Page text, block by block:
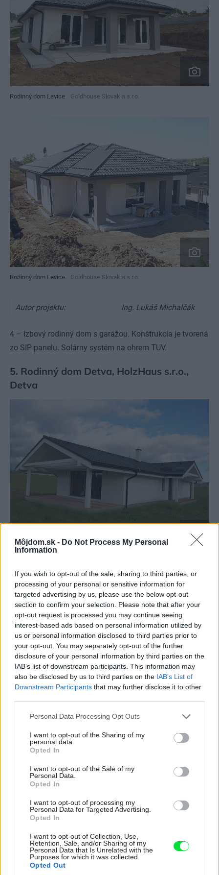
Môjdom.sk - Do Not Process My Personal
Information
If you wish to opt-out of the sale, sharing to third parties, or
processing of your personal or sensitive information for
targeted advertising by us, please use the below opt-out
section to confirm your selection. Please note that after your
opt-out request is processed you may continue seeing
interest-based ads based on personal information utilized by
us or personal information disclosed to third parties prior to
your opt-out. You may separately opt-out of the further
disclosure of your personal information by third parties on the
IAB’s list of downstream participants. This information may
also be disclosed by us to third parties on the IAB’s List of
Downstream Participants that may further disclose it to other
Please note that this website/app uses one or more Google
not limited to your visit or usage behaviour. You may click to
grant or deny consent to Google and its third-party tags to
use your data for below specified purposes in below Google
consent section.
Personal Data Processing Opt Outs
I want to opt-out of the Sharing of my
personal data.
Opted In
I want to opt-out of the Sale of my
Personal Data.
Opted In
I want to opt-out of processing my
Personal Data for Targeted Advertising.
Opted In
I want to opt-out of Collection, Use,
Retention, Sale, and/or Sharing of my
Personal Data that Is Unrelated with the
Purposes for which it was collected.
Opted Out
Rodinný dom Levice Goldhouse Slovakia s.r.o.
Rodinný dom Levice Goldhouse Slovakia s.r.o.
Autor projektu: Ing. Lukáš Michalčák
4 – izbový rodinný dom s garážou. Konštrukcia je tvorená
zo SIP panelu. Solárny systém na ohrem TUV.
5. Rodinný dom Detva, HolzHaus s.r.o.,
Detva
Rodinný dom Sekerešovcov HolzHaus s.r.o.
Autor projektu: Ing. Roman Vaľo
podlažie. V súčasnosti sa na pozemku nenachádza
žiadna stavba.
Stavba je situovaná v mestskej časti Detvy Piešť II.
Pozemok je mierne svahovitý. Jeho pozdĺžna os je